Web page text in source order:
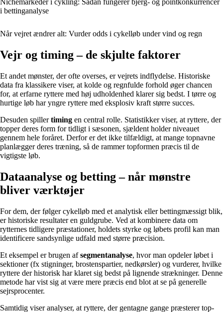
Nichemarkeder i cykling: Sådan fungerer bjerg- og pointkonkurrencer
i bettinganalyse
Når vejret ændrer alt: Vurder odds i cykelløb under vind og regn
Vejr og timing – de skjulte faktorer
Et andet mønster, der ofte overses, er vejrets indflydelse. Historiske
data fra klassikere viser, at kolde og regnfulde forhold øger chancen
for, at erfarne ryttere med høj udholdenhed klarer sig bedst. I tørre og
hurtige løb har yngre ryttere med eksplosiv kraft større succes.
Desuden spillertiming en central rolle. Statistikker viser, at ryttere, der
topper deres form for tidligt i sæsonen, sjældent holder niveauet
gennem hele foråret. Derfor er det ikke tilfældigt, at mange topnavne
planlægger deres træning, så de rammer topformen præcis til de
vigtigste løb.
Dataanalyse og betting – når mønstre
bliver værktøjer
For dem, der følger cykelløb med et analytisk eller bettingmæssigt blik,
er historiske resultater en guldgrube. Ved at kombinere data om
rytternes tidligere præstationer, holdets styrke og løbets profil kan man
identificere sandsynlige udfald med større præcision.
Et eksempel er brugen afsegmentanalyse, hvor man opdeler løbet i
sektioner (fx stigninger, brostenspartier, nedkørsler) og vurderer, hvilke
ryttere der historisk har klaret sig bedst på lignende strækninger. Denne
metode har vist sig at være mere præcis end blot at se på generelle
sejrsprocenter.
Samtidig viser analyser, at ryttere, der gentagne gange præsterer top-